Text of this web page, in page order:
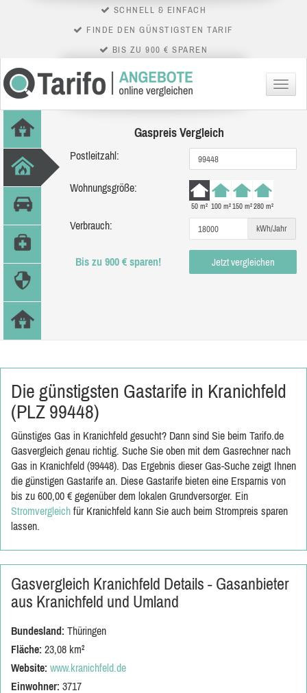
SCHNELL & EINFACH
FINDE DEN GÜNSTIGSTEN TARIF
BIS ZU 900 € SPAREN
Menü
Gaspreis Vergleich
Postleitzahl:
Wohnungsgröße:
50 m² 100 m²150 m²280 m²
Verbrauch: kWh/Jahr
Bis zu 900 € sparen! Jetzt vergleichen
Die günstigsten Gastarife in Kranichfeld
(PLZ 99448)
Günstiges Gas in Kranichfeld gesucht? Dann sind Sie beim Tarifo.de
Gasvergleich genau richtig. Suche Sie oben mit dem Gasrechner nach
Gas in Kranichfeld (99448). Das Ergebnis dieser Gas-Suche zeigt Ihnen
die günstigen Gastarife an. Diese Gastarife bieten eine Ersparnis von
bis zu 600,00 € gegenüber dem lokalen Grundversorger. Ein
Stromvergleich für Kranichfeld kann Sie auch beim Strompreis sparen
lassen.
Gasvergleich Kranichfeld Details - Gasanbieter
aus Kranichfeld und Umland
Bundesland: Thüringen
Fläche: 23,08 km²
Website: www.kranichfeld.de
Einwohner: 3717